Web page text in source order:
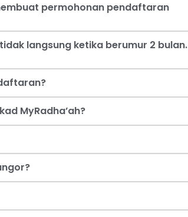
permohonan pendaftaran
langsung ketika berumur 2 bulan.
MyRadha’ah?